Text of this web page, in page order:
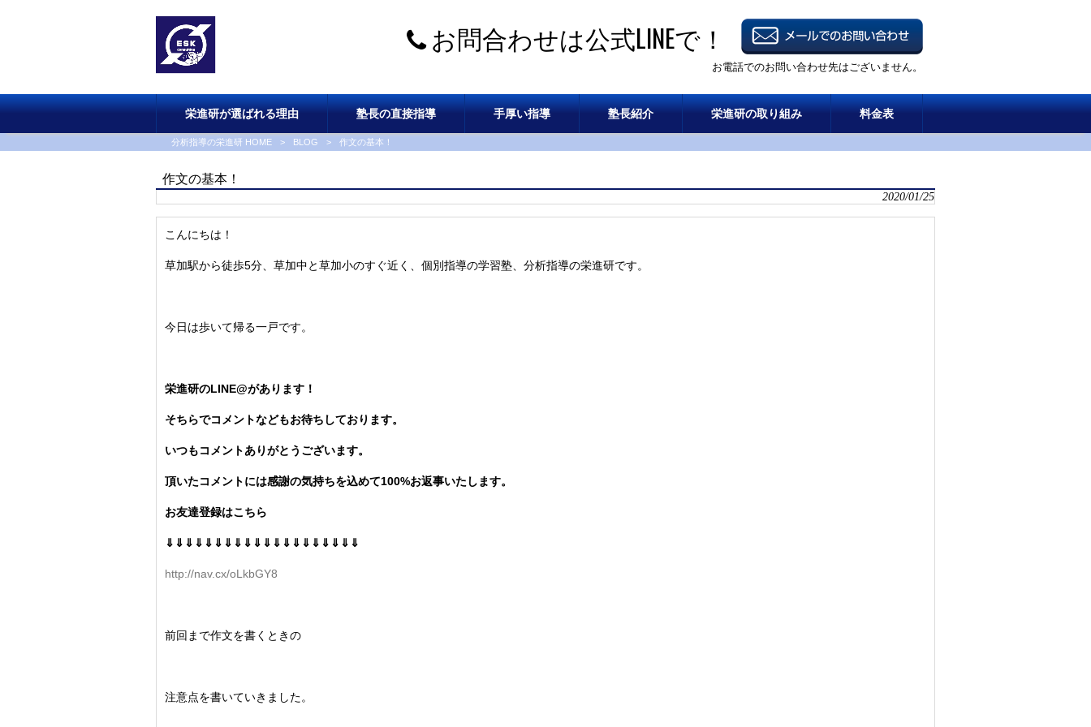
お問合わせは公式LINEで！
お電話でのお問い合わせ先はございません。
栄進研が選ばれる理由 塾長の直接指導 手厚い指導 塾長紹介 栄進研の取り組み 料金表
分析指導の栄進研 HOME > BLOG > 作文の基本！
作文の基本！
2020/01/25
こんにちは！
草加駅から徒歩5分、草加中と草加小のすぐ近く、個別指導の学習塾、分析指導の栄進研です。
今日は歩いて帰る一戸です。
栄進研のLINE@があります！
そちらでコメントなどもお待ちしております。
いつもコメントありがとうございます。
頂いたコメントには感謝の気持ちを込めて100%お返事いたします。
お友達登録はこちら
⇓⇓⇓⇓⇓⇓⇓⇓⇓⇓⇓⇓⇓⇓⇓⇓⇓⇓⇓⇓
http://nav.cx/oLkbGY8
前回まで作文を書くときの
注意点を書いていきました。